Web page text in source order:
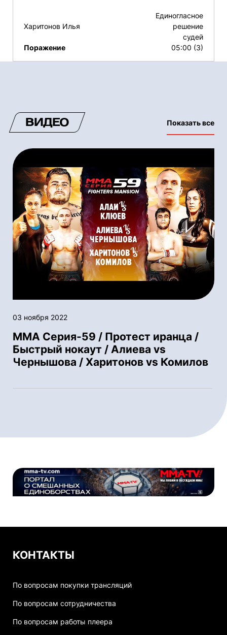
Харитонов Илья
Поражение
Единогласное
решение
судей
05:00 (3)
ВИДЕО Показать все
03 ноября 2022
ММА Серия-59 / Протест иранца /
Быстрый нокаут / Алиева vs
Чернышова / Харитонов vs Комилов
КОНТАКТЫ
По вопросам покупки трансляций
По вопросам сотрудничества
По вопросам работы плеера